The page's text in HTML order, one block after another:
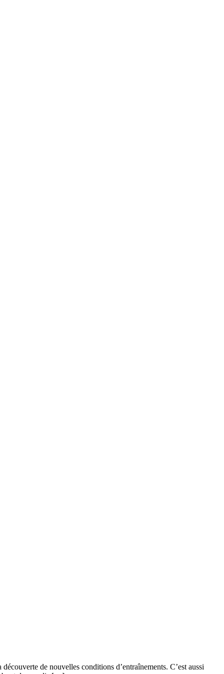
de nouvelles conditions d’entraînements. C’est aussi